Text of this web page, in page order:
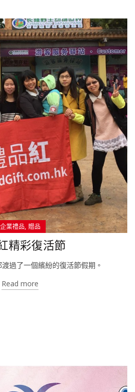
企業禮品 贈品
精彩復活節
過了一個繽紛的復活節假期。
Read more